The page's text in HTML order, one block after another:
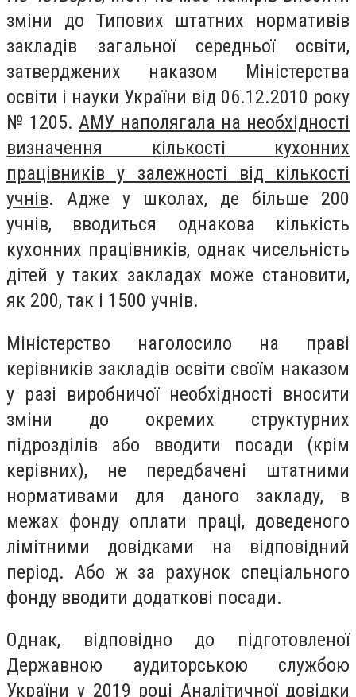
зміни до Типових штатних нормативів
закладів загальної середньої освіти,
затверджених наказом Міністерства
освіти і науки України від 06.12.2010 року
№ 1205. АМУ наполягала на необхідності
визначення кількості кухонних
працівників у залежності від кількості
учнів. Адже у школах, де більше 200
учнів, вводиться однакова кількість
кухонних працівників, однак чисельність
дітей у таких закладах може становити,
як 200, так і 1500 учнів.
Міністерство наголосило на праві
керівників закладів освіти своїм наказом
у разі виробничої необхідності вносити
зміни до окремих структурних
підрозділів або вводити посади (крім
керівних), не передбачені штатними
нормативами для даного закладу, в
межах фонду оплати праці, доведеного
лімітними довідками на відповідний
період. Або ж за рахунок спеціального
фонду вводити додаткові посади.
Однак, відповідно до підготовленої
Державною аудиторською службою
України у 2019 році Аналітичної довідки